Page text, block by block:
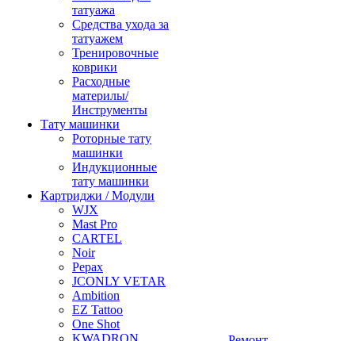
татуажа
Средства ухода за
татуажем
Тренировочные
коврики
Расходные
материлы/
Инструменты
Тату машинки
Роторные тату
машинки
Индукционные
тату машинки
Картриджи / Модули
WJX
Mast Pro
CARTEL
Noir
Pepax
JCONLY VETAR
Ambition
EZ Tattoo
One Shot
KWADRON